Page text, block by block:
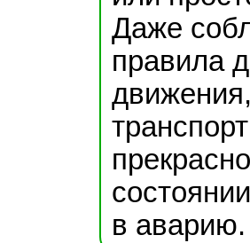
Даже
правила
в аварию.